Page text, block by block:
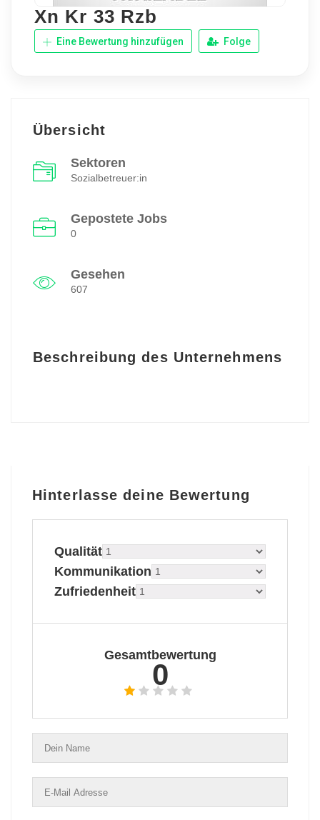
Xn Kr 33 Rzb
Eine Bewertung hinzufügen Folge
Übersicht
Sektoren
Sozialbetreuer:in
Gepostete Jobs
0
Gesehen
607
Beschreibung des Unternehmens
Hinterlasse deine Bewertung
Qualität
Kommunikation
Zufriedenheit
Gesamtbewertung
0